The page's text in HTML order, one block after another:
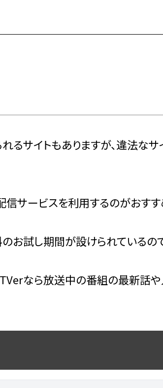
るサイトもありますが、違法な
サービスを利用するのがおすす
お試し期間が設けられているの
なら放送中の番組の最新話